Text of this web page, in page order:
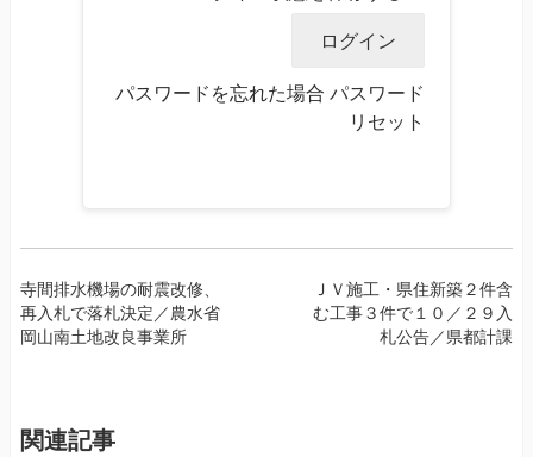
パスワードを忘れた場合 パスワード
リセット
投
稿
ナ
ー
寺間排水機場の耐震改修、
再入札で落札決定／農水省
岡山南土地改良事業所
ＪＶ施工・県住新築２件含
む工事３件で１０／２９入
札公告／県都計課
関連記事